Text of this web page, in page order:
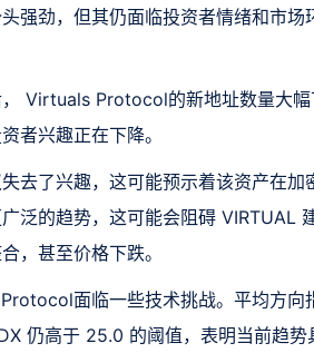
强劲，但其仍面临投资者情绪和市
Virtuals Protocol的新地址数量大
者兴趣正在下降。
去了兴趣，这可能预示着该资产在
泛的趋势，这可能会阻碍 VIRTUAL
，甚至价格下跌。
面临一些技术挑战。平均方向
仍高于 25.0 的阈值，表明当前趋势